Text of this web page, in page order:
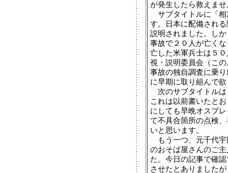
が発生したら救えま
サブタイトルに「相
す。日本に配備され
説明されました。し
事故で２０人が亡く
亡した米軍兵士は５
視・説明委員会（こ
事故の独自調査に乗
に早期に取り組んで
次のサブタイトルは
これは以前書いたと
にしても早晩オスプ
て不具合箇所の点検
いと思います。
もう一つ、元千代宇
のおそば屋さんのご
た。今日の記事で確
させたとありました